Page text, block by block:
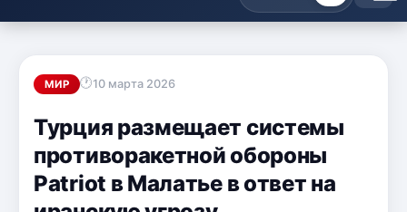
МИР 10 марта 2026
Турция размещает системы
противоракетной обороны
Patriot в Малатье в ответ на